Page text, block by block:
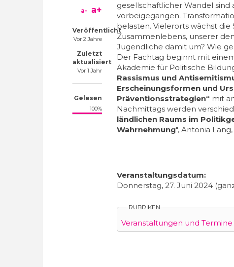
a- a+
Veröffentlicht
Vor 2 Jahre
Zuletzt
aktualisiert
Vor 1 Jahr
Gelesen
100%
gesellschaftlicher Wandel
vorbeigegangen.
belasten. Vielerorts wächst
Zusammenlebens, unserer
Jugendliche damit um? Wie
Der Fachtag beginnt mit
Akademie für Politische
Rassismus und
Erscheinungsformen und
Präventionsstrategien“ mit
Nachmittags werden
ländlichen Raums im
Wahrnehmung", Antonia
Veranstaltungsdatum:
Donnerstag, 27. Juni 2024
RUBRIKEN
Veranstaltungen und Termine